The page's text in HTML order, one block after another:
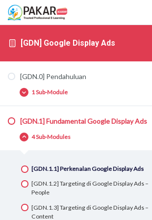
[GDN] Google Display Ads
[GDN.0] Pendahuluan
1 Sub-Module
[GDN.0.1] Google Display & Google Video Ads
[GDN.1] Fundamental Google Display Ads
4 Sub-Modules
[GDN.1.1] Perkenalan Google Display Ads
[GDN.1.2] Targeting di Google Display Ads –
People
[GDN.1.3] Targeting di Google Display Ads –
Content